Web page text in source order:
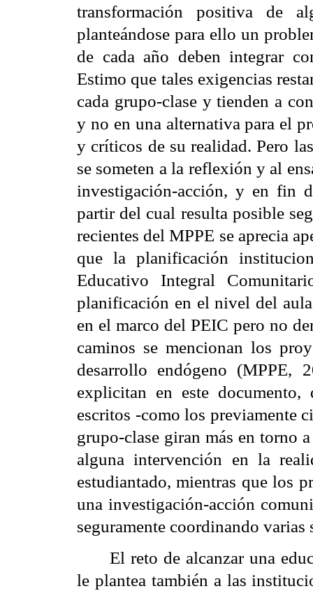
transformación positiva de
planteándose para ello un
de cada año deben integrar
Estimo que tales exigencias
cada grupo-clase y tienden a
y no en una alternativa para el
y críticos de su realidad. Pero
se someten a la reflexión y al
investigación-acción, y en fin
partir del cual resulta posible
recientes del MPPE se aprecia
que la planificación
Educativo Integral
planificación en el nivel del
en el marco del PEIC pero no
caminos se mencionan los
desarrollo endógeno (MPPE,
explicitan en este
escritos -como los previamente
grupo-clase giran más en torno
alguna intervención en la
estudiantado, mientras que los
una investigación-acción
seguramente coordinando varias
El reto de alcanzar una
le plantea también a las